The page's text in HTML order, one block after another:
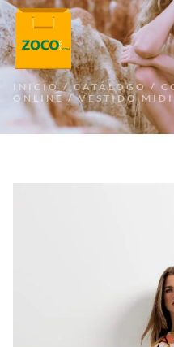
INICIO/CATÁLOGO/
ONLINE/ VESTIDO MIDI